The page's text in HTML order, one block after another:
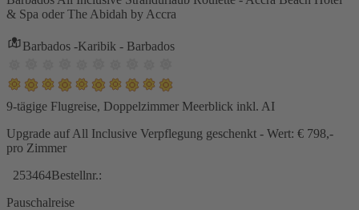
& Spa oder The Abidah by Accra
Barbados -Karibik - Barbados
9-tägige Flugreise, Doppelzimmer Meerblick inkl. AI
Upgrade auf All Inclusive Verpflegung geschenkt - Wert: € 798,-
pro Zimmer
253464Bestellnr.:
Pauschalreise